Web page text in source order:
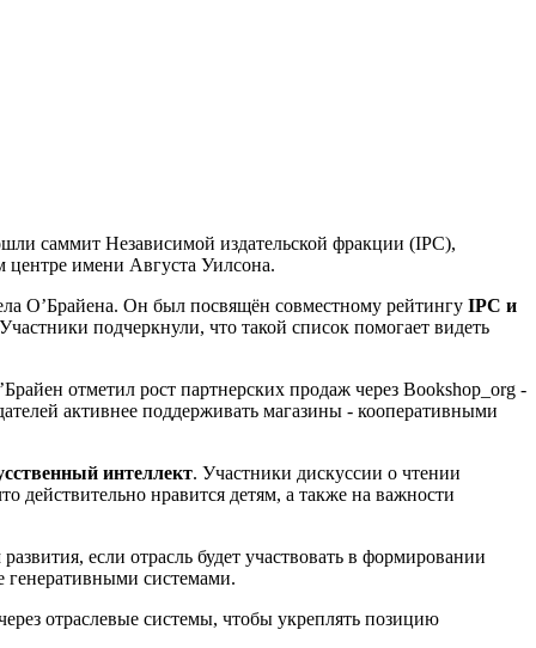
саммит Независимой издательской фракции (IPC),
центре имени Августа Уилсона.
О’Брайена. Он был посвящён совместному рейтингу IPC и
подчеркнули, что такой список помогает видеть
отметил рост партнерских продаж через Bookshop_org -
активнее поддерживать магазины - кооперативными
интеллект. Участники дискуссии о чтении
действительно нравится детям, а также на важности
если отрасль будет участвовать в формировании
генеративными системами.
отраслевые системы, чтобы укреплять позицию